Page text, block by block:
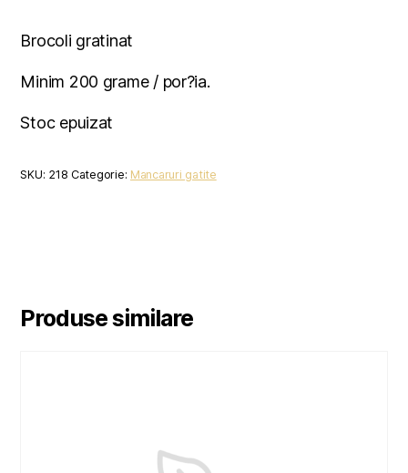
Brocoli gratinat
Minim 200 grame / por?ia.
Stoc epuizat
SKU: 218 Categorie: Mancaruri gatite
Produse similare